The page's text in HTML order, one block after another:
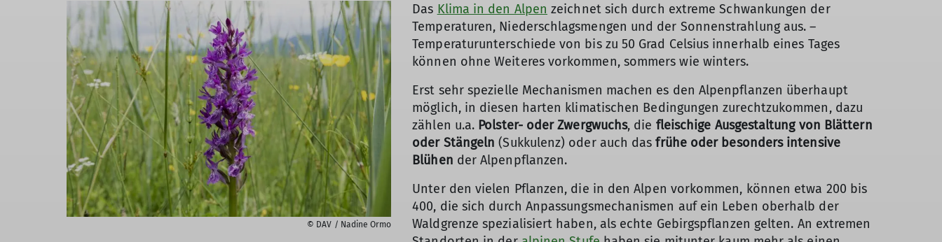
© DAV / Nadine Ormo
Das Klima in den Alpen zeichnet sich durch extreme Schwankungen der
Temperaturen, Niederschlagsmengen und der Sonnenstrahlung aus. –
Temperaturunterschiede von bis zu 50 Grad Celsius innerhalb eines Tages
können ohne Weiteres vorkommen, sommers wie winters.
Erst sehr spezielle Mechanismen machen es den Alpenpflanzen überhaupt
möglich, in diesen harten klimatischen Bedingungen zurechtzukommen, dazu
zählen u.a. Polster- oder Zwergwuchs, die fleischige Ausgestaltung von Blättern
oder Stängeln (Sukkulenz) oder auch dasfrühe oder besonders intensive
Blühen der Alpenpflanzen.
Unter den vielen Pflanzen, die in den Alpen vorkommen, können etwa 200 bis
400, die sich durch Anpassungsmechanismen auf ein Leben oberhalb der
Waldgrenze spezialisiert haben, als echte Gebirgspflanzen gelten. An extremen